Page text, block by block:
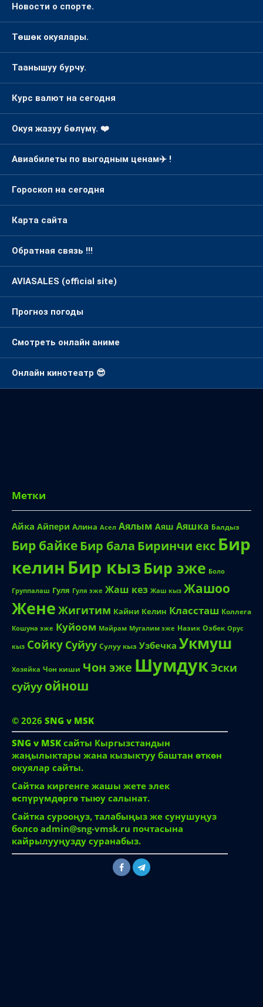
Новости о спорте.
Төшөк окуялары.
Таанышуу бурчу.
Курс валют на сегодня
Окуя жазуу бөлүмү. ❤️
Авиабилеты по выгодным ценам✈️ !
Гороскоп на сегодня
Карта сайта
Обратная связь !!!
AVIASALES (official site)
Прогноз погоды
Смотреть онлайн аниме
Онлайн кинотеатр 😎
Метки
Айка Айпери Алина Асел Аялым Аяш Аяшка Балдыз
Бир байкеБир бала Биринчи екс Бир
келин Бир кыз Бир эже Боло
Группалаш Гуля Гуля эже Жаш кез Жаш кыз Жашоо
Жене Жигитим Кайни Келин Классташ Коллега
Кошуна эже Куйоом Майрам Мугалим эже Назик Озбек Орус
кыз Сойку Суйуу Сулуу кыз Узбечка Укмуш
Хозяйка Чон киши Чон эже Шумдук Эски
суйуу ойнош
© 2026 SNG v MSK
SNG v MSK сайты Кыргызстандын
жаңылыктары жана кызыктуу баштан өткөн
окуялар сайты.
Сайтка киргенге жашы жете элек
өспүрүмдөргө тыюу салынат.
Сайтка сурооңуз, талабыңыз же сунушуңуз
болсо admin@sng-vmsk.ru почтасына
кайрылууңузду суранабыз.